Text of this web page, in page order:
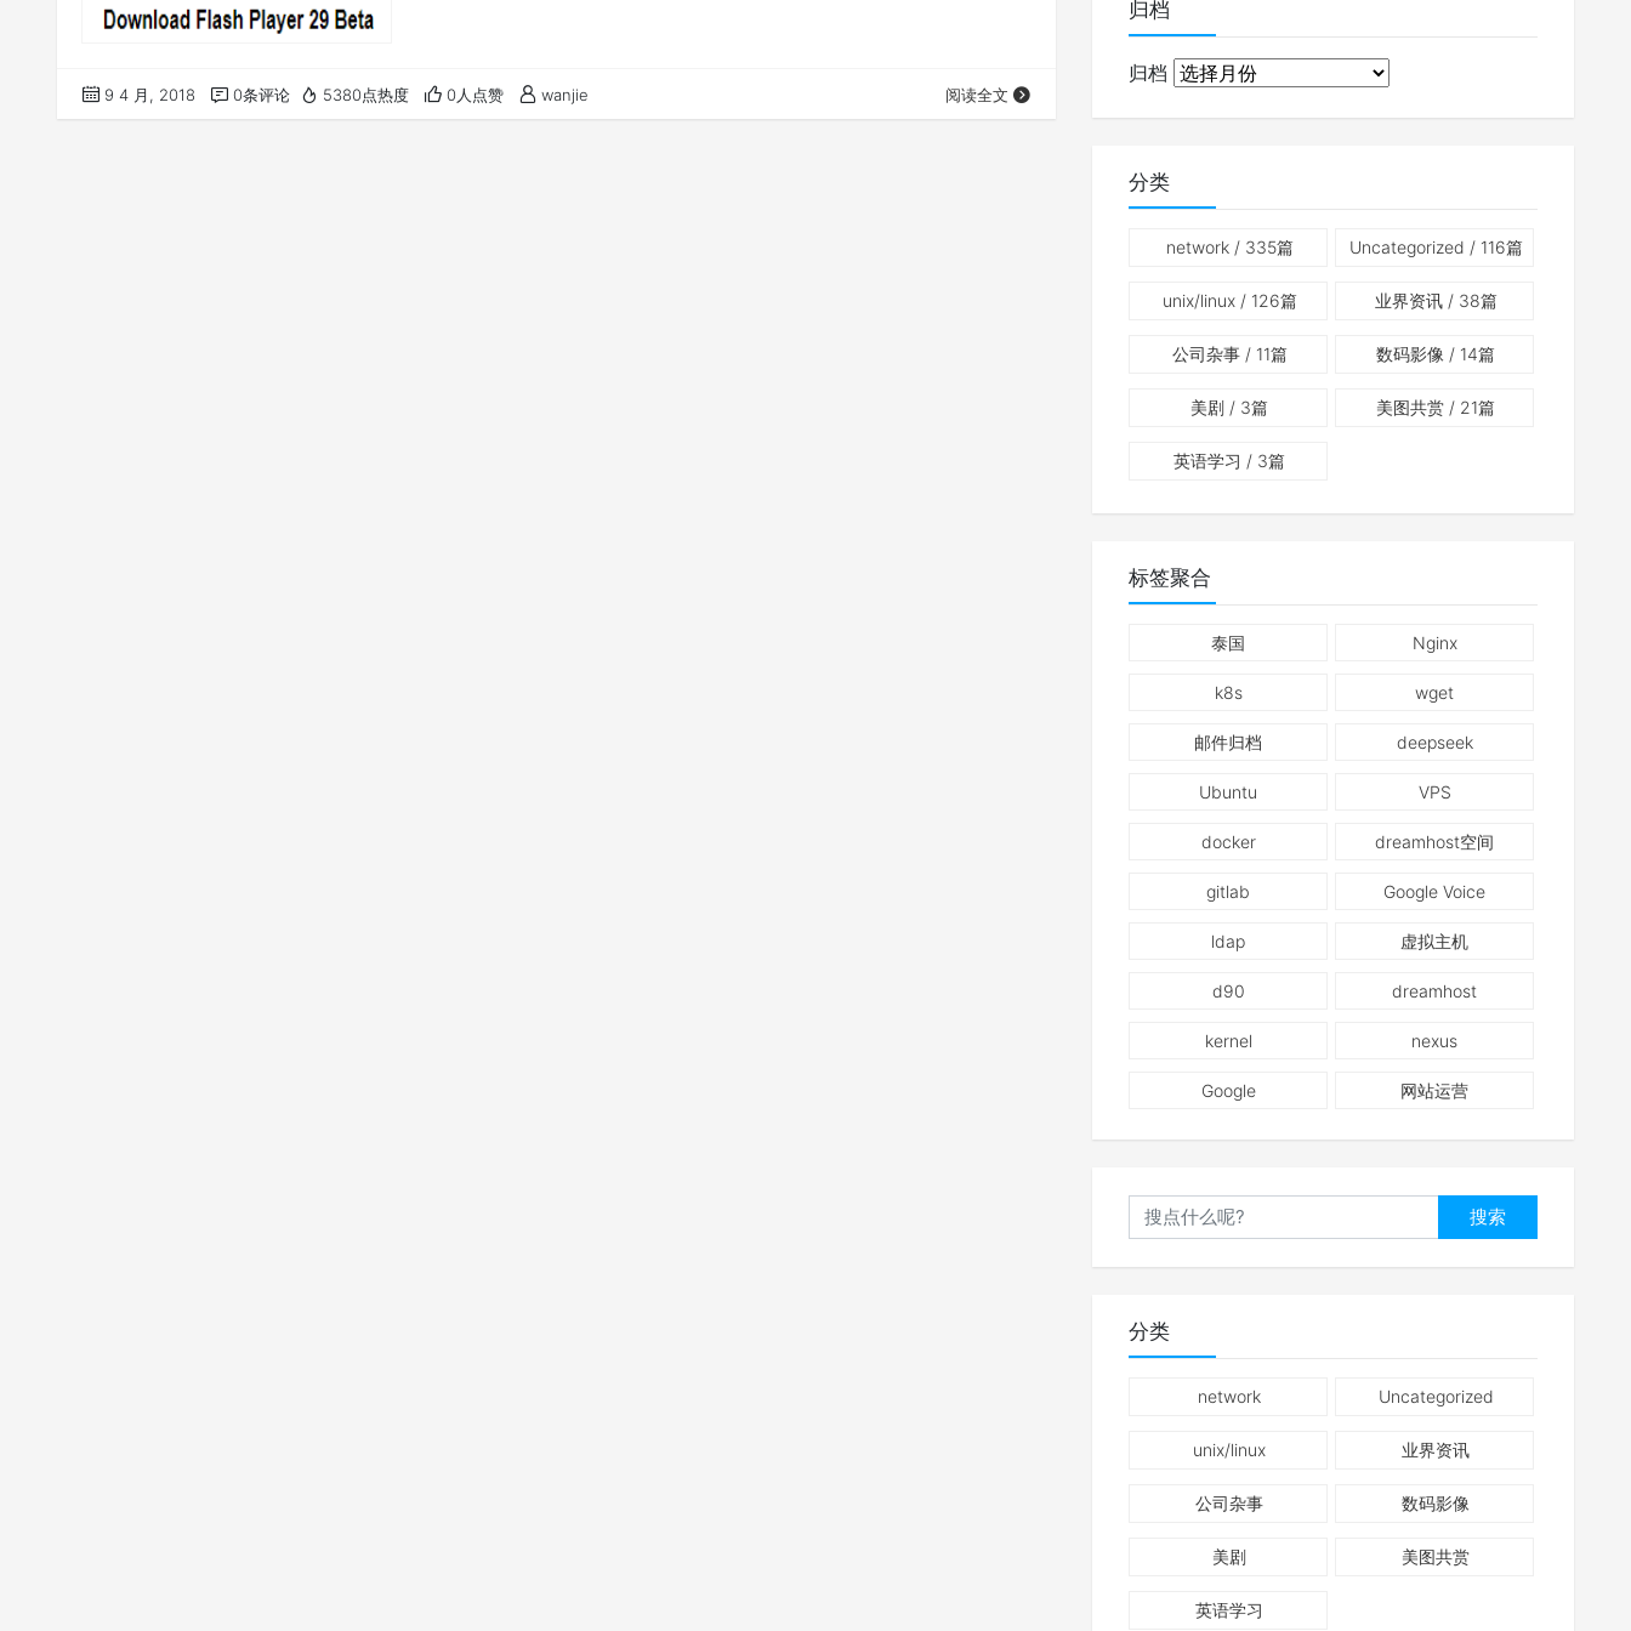
9 4 月, 2018 0条评论 5380点热度 0人点赞 wanjie 阅读全文
归档
归档
分类
network/ 335篇 Uncategorized / 116篇
unix/linux/ 126篇 业界资讯/ 38篇
公司杂事/ 11篇 数码影像 / 14篇
美剧 / 3篇 美图共赏 / 21篇
英语学习 / 3篇
标签聚合
泰国 Nginx
k8s wget
邮件归档 deepseek
Ubuntu VPS
docker dreamhost空间
gitlab Google Voice
ldap 虚拟主机
d90 dreamhost
kernel nexus
Google 网站运营
搜索
分类
network Uncategorized
unix/linux 业界资讯
公司杂事 数码影像
美剧 美图共赏
英语学习